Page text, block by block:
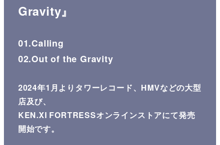
Gravity』
01.Calling
02.Out of the Gravity
2024年1月よりタワーレコード、HMVなどの大型
店及び、
KEN.XI FORTRESSオンラインストアにて発売
開始です。